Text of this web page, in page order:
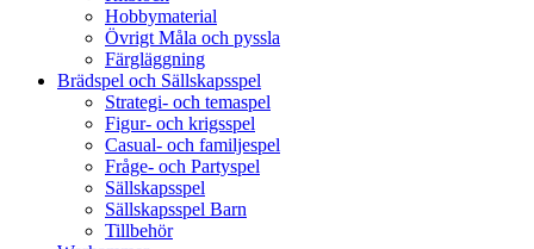
Hobbymaterial
Övrigt Måla och pyssla
Färgläggning
Brädspel och Sällskapsspel
Strategi- och temaspel
Figur- och krigsspel
Casual- och familjespel
Fråge- och Partyspel
Sällskapsspel
Sällskapsspel Barn
Tillbehör